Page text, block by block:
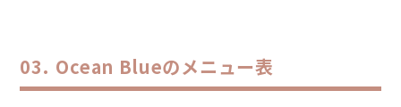
Ocean Blueのメニュー表